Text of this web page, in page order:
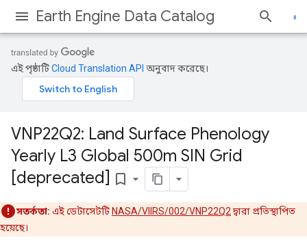
Earth Engine Data Catalog
এই পৃষ্ঠাটিCloud Translation API অনুবাদ করেছে।
VNP22Q2: Land Surface Phenology
Yearly L3 Global 500m SIN Grid
[deprecated] bookmark_border
সতর্কতা: এই ডেটাসেটটি NASA/VIIRS/002/VNP22Q2 দ্বারা প্রতিস্থাপিত
হয়েছে।